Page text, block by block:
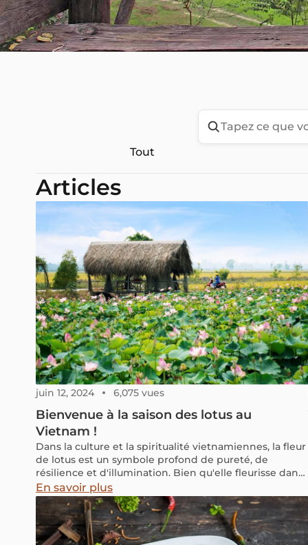
Tout
Articles
juin 12, 2024 6,075 vues
Bienvenue à la saison des lotus au
Vietnam !
Dans la culture et la spiritualité vietnamiennes, la fleur
de lotus est un symbole profond de pureté, de
résilience et d'illumination. Bien qu'elle fleurisse dans
les eaux boueuses des étangs et des lacs, elle émerge
intacte et radieuse, incarnant la notion de vertu
surgissant de l'adversité. Célébrée dans les chansons
populaires et les poèmes vietnamiens, la fleur de lotus
est un symbole chéri à travers tout le pays.
En savoir plus